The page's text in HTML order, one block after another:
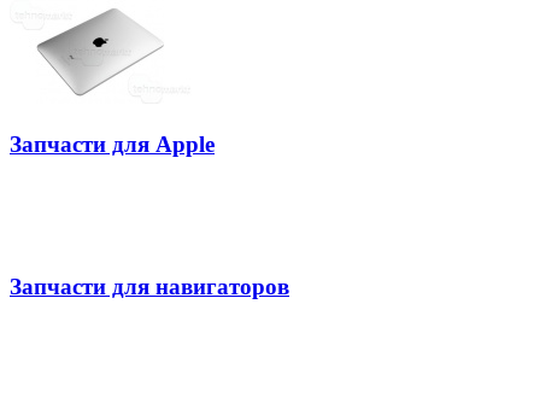
Запчасти для Apple
Запчасти для навигаторов